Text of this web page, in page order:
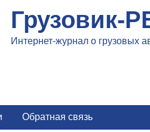
Грузовик-
Интернет-журнал о грузовых
Обратная связь